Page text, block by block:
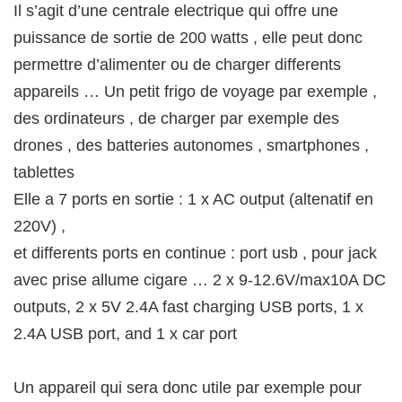
Il s’agit d’une centrale electrique qui offre une
puissance de sortie de 200 watts , elle peut donc
permettre d’alimenter ou de charger differents
appareils … Un petit frigo de voyage par exemple ,
des ordinateurs , de charger par exemple des
drones , des batteries autonomes , smartphones ,
tablettes
Elle a 7 ports en sortie : 1 x AC output (altenatif en
220V) ,
et differents ports en continue : port usb , pour jack
avec prise allume cigare … 2 x 9-12.6V/max10A DC
outputs, 2 x 5V 2.4A fast charging USB ports, 1 x
2.4A USB port, and 1 x car port
Un appareil qui sera donc utile par exemple pour